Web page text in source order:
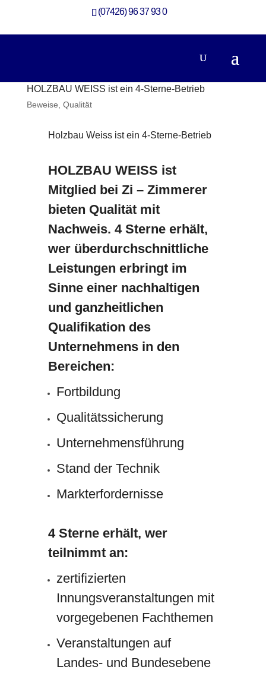
(07426) 96 37 93 0
HOLZBAU WEISS ist ein 4-Sterne-Betrieb
Beweise Qualität
Holzbau Weiss ist ein 4-Sterne-Betrieb
HOLZBAU WEISS ist
Mitglied bei Zi – Zimmerer
bieten Qualität mit
Nachweis. 4 Sterne erhält,
wer überdurchschnittliche
Leistungen erbringt im
Sinne einer nachhaltigen
und ganzheitlichen
Qualifikation des
Unternehmens in den
Bereichen:
Fortbildung
Qualitätssicherung
Unternehmensführung
Stand der Technik
Markterfordernisse
4 Sterne erhält, wer
teilnimmt an:
zertifizierten
Innungsveranstaltungen mit
vorgegebenen Fachthemen
Veranstaltungen auf
Landes- und Bundesebene